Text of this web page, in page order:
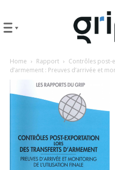
Home Rapport
Contrôles post-
d’armement : Preuves d’arrivée et